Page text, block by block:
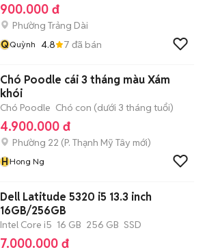
900.000 đ
Phường Trảng Dài
QQuỳnh 4.8 7 đã bán
Chó Poodle cái 3 tháng màu Xám
khói
Chó Poodle Chó con (dưới 3 tháng tuổi)
4.900.000 đ
Phường 22 (P. Thạnh Mỹ Tây mới)
HHong Ng
Dell Latitude 5320 i5 13.3 inch
16GB/256GB
Intel Core i5 16 GB 256 GB SSD
7.000.000 đ